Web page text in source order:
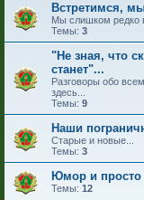
Встретимся,
Мы слишком редко
Темы: 3
"Не зная, что
станет"...
Разговоры обо
здесь...
Темы: 9
Наши
Старые и новые...
Темы: 3
Юмор и
Темы: 12